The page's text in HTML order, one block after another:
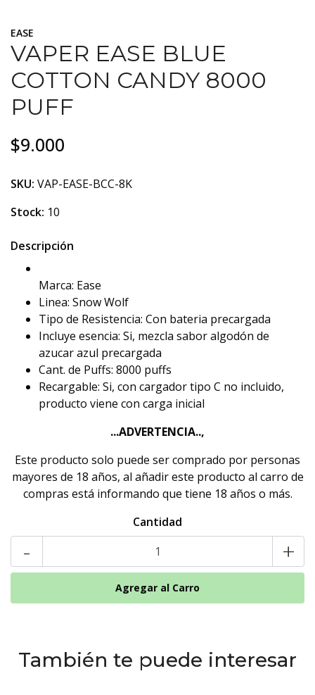
EASE
VAPER EASE BLUE
COTTON CANDY 8000
PUFF
$9.000
SKU: VAP-EASE-BCC-8K
Stock: 10
Descripción
Marca: Ease
Linea: Snow Wolf
Tipo de Resistencia: Con bateria precargada
Incluye esencia: Si, mezcla sabor algodón de
azucar azul precargada
Cant. de Puffs: 8000 puffs
Recargable: Si, con cargador tipo C no incluido,
producto viene con carga inicial
...ADVERTENCIA..,
Este producto solo puede ser comprado por personas
mayores de 18 años, al añadir este producto al carro de
compras está informando que tiene 18 años o más.
Cantidad
- +
También te puede interesar